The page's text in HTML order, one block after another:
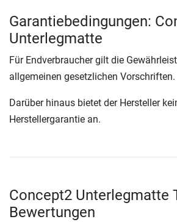
Garantiebedingungen:
Unterlegmatte
Für Endverbraucher gilt die
allgemeinen gesetzlichen Vorschriften.
Darüber hinaus bietet der Hersteller
Herstellergarantie an.
Concept2 Unterlegmatte
Bewertungen